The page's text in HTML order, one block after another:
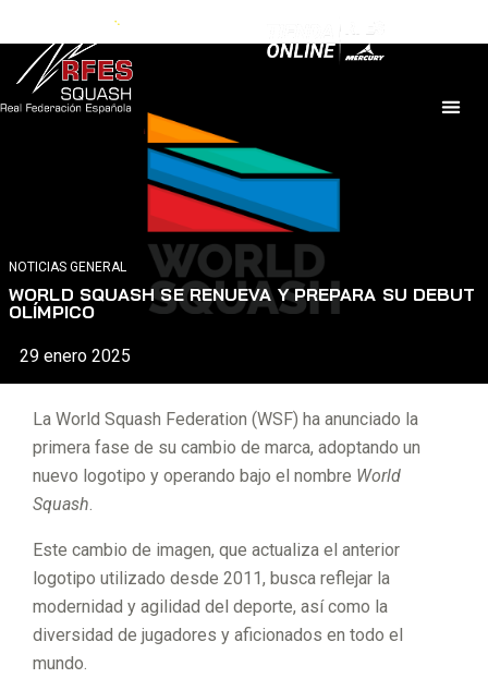
NOTICIAS GENERAL
WORLD SQUASH SE RENUEVA Y PREPARA SU DEBUT
OLÍMPICO
29 enero 2025
La World Squash Federation (WSF) ha anunciado la
primera fase de su cambio de marca, adoptando un
nuevo logotipo y operando bajo el nombre World
Squash.
Este cambio de imagen, que actualiza el anterior
logotipo utilizado desde 2011, busca reflejar la
modernidad y agilidad del deporte, así como la
diversidad de jugadores y aficionados en todo el
mundo.